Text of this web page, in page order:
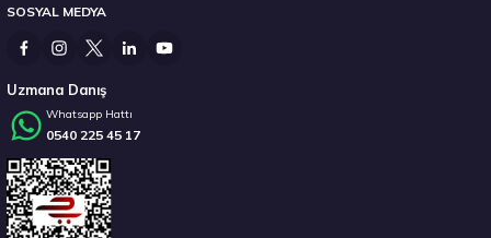
14.267,00 ₺
Stokta 12 Adet
SOSYAL MEDYA
Uzmana Danış
Whatsapp Hattı
0540 225 45 17